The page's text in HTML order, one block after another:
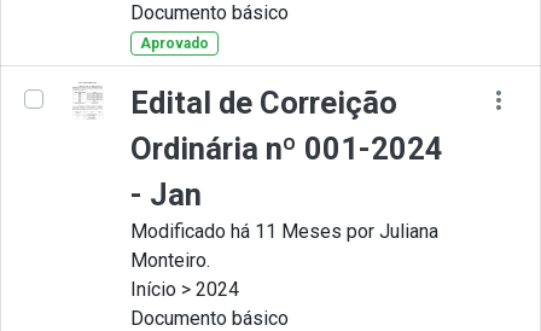
Documento básico
Aprovado
Edital de Correição
Ordinária nº 001-2024
- Jan
Modificado há 11 Meses por Juliana
Monteiro.
Início > 2024
Documento básico